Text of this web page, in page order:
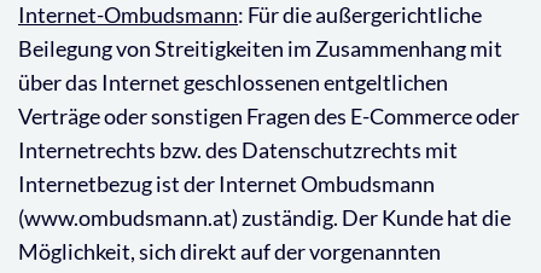
Internet-Ombudsmann: Für die außergerichtliche
Beilegung von Streitigkeiten im Zusammenhang mit
über das Internet geschlossenen entgeltlichen
Verträge oder sonstigen Fragen des E-Commerce oder
Internetrechts bzw. des Datenschutzrechts mit
Internetbezug ist der Internet Ombudsmann
(www.ombudsmann.at) zuständig. Der Kunde hat die
Möglichkeit, sich direkt auf der vorgenannten